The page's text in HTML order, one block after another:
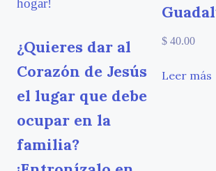
¿Quieres dar al
Corazón de Jesús
el lugar que debe
ocupar en la
familia?
$ 40.00
Leer más